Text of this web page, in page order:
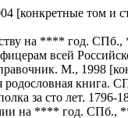
[конкретные том и
на **** год.
всей
М., 1998
родословная книга.
за сто лет. 1796-
на **** год. СПб.,